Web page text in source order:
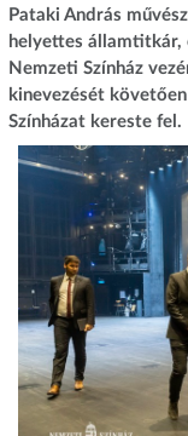
Pataki András
helyettes államtitkár,
Nemzeti Színház
kinevezését
Színházat kereste fel.